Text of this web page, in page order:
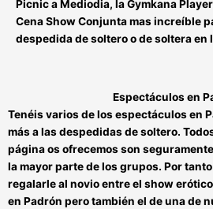
Picnic a Mediodia, la Gymkana
Cena Show Conjunta mas increíble
despedida de soltero o de soltera en
Espectáculos en
Tenéis varios de losespectáculos en
más a las despedidas de soltero.
página os ofrecemos son
la mayor parte de los grupos. Por
regalarle al novio entre el show
en Padrón pero también el de una de